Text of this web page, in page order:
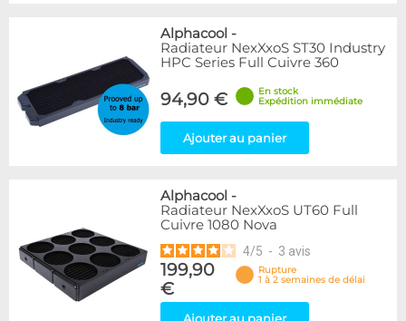
Alphacool -
Radiateur NexXxoS ST30 Industry
HPC Series Full Cuivre 360
94,90 €
En stock
Expédition immédiate
Ajouter au panier
Alphacool -
Radiateur NexXxoS UT60 Full
Cuivre 1080 Nova
4/5 - 3 avis
199,90
€
Rupture
1 à 2 semaines de délai